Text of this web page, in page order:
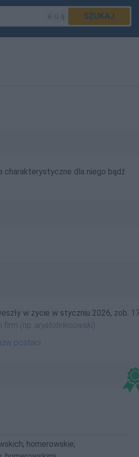
SZUKAJ
charakterystyczne dla niego bądź
w życie w styczniu 2026, zob.
firm (np. arystotelesowski)
postaci
homerowskie;